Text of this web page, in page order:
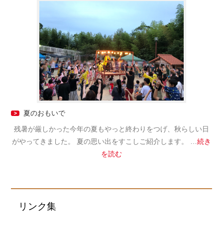
夏のおもいで
残暑が厳しかった今年の夏もやっと終わりをつげ、秋らしい日
がやってきました。 夏の思い出をすこしご紹介します。 … 続き
を読む
リンク集